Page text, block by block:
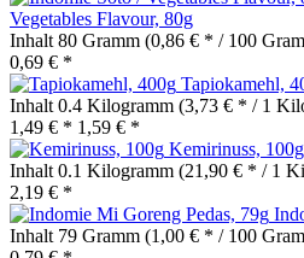
Vegetables Flavour, 80g
Inhalt 80 Gramm (0,86 € * / 100
0,69 € *
Tapiokamehl,
Inhalt 0.4 Kilogramm (3,73 € * / 1
1,49 € * 1,59 € *
Kemirinuss, 100g
Inhalt 0.1 Kilogramm (21,90 € * / 1
2,19 € *
Inhalt 79 Gramm (1,00 € * / 100